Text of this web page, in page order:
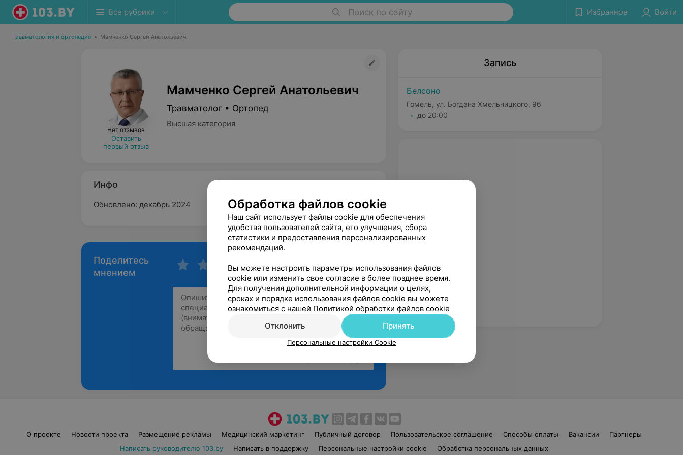
Все рубрики Поиск по сайту Избранное Войти
Травматология и ортопедия • Мамченко Сергей Анатольевич
Нет отзывов
Оставить
первый отзыв
Мамченко Сергей Анатольевич
Травматолог • Ортопед
Высшая категория
Инфо
Обновлено: декабрь 2024
Поделитесь
мнением
Запись
Белсоно
Гомель, ул. Богдана Хмельницкого, 96
до 20:00
О проекте Новости проекта Размещение рекламы Медицинский маркетинг Публичный договор Пользовательское соглашение Способы оплаты Вакансии
Партнеры
Написать руководителю 103.by
Написать в поддержку Персональные настройки cookie Обработка персональных данных
Обработка файлов cookie
Наш сайт использует файлы cookie для обеспечения
удобства пользователей сайта, его улучшения, сбора
статистики и предоставления персонализированных
рекомендаций.
Вы можете настроить параметры использования файлов
cookie или изменить свое согласие в более позднее время.
Для получения дополнительной информации о целях,
сроках и порядке использования файлов cookie вы можете
ознакомиться с нашей Политикой обработки файлов cookie
Отклонить
Принять
Персональные настройки Cookie